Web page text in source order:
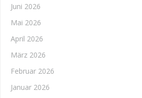
Juni 2026
Mai 2026
April 2026
März 2026
Februar 2026
Januar 2026